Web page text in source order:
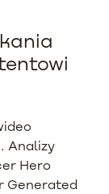
Analizy
Hero
Generated